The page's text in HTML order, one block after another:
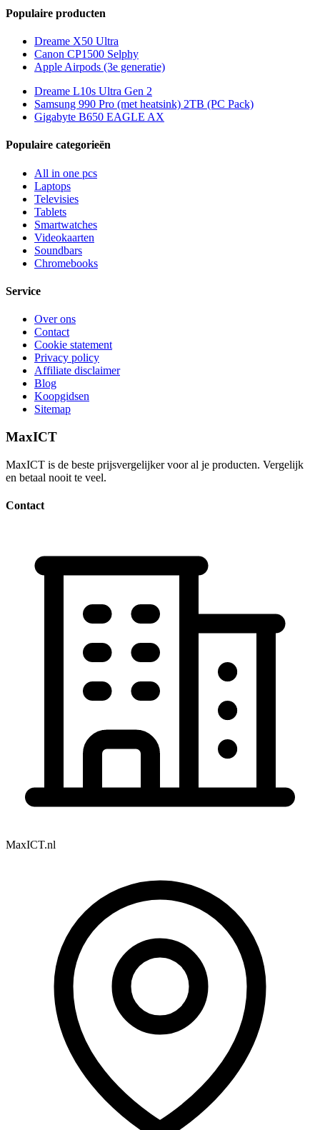
Populaire producten
Dreame X50 Ultra
Canon CP1500 Selphy
Apple Airpods (3e generatie)
Dreame L10s Ultra Gen 2
Samsung 990 Pro (met heatsink) 2TB (PC Pack)
Gigabyte B650 EAGLE AX
Populaire categorieën
All in one pcs
Laptops
Televisies
Tablets
Smartwatches
Videokaarten
Soundbars
Chromebooks
Service
Over ons
Contact
Cookie statement
Privacy policy
Affiliate disclaimer
Blog
Koopgidsen
Sitemap
MaxICT
MaxICT is de beste prijsvergelijker voor al je producten. Vergelijk
en betaal nooit te veel.
Contact
MaxICT.nl